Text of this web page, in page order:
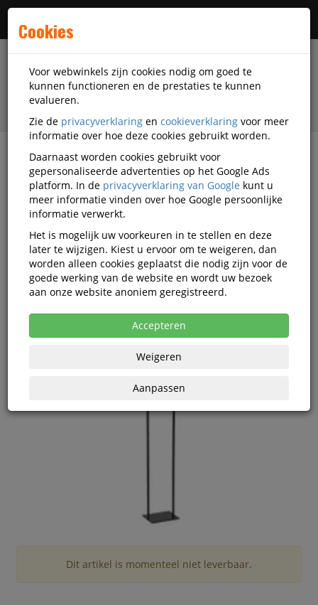
filter
Presentatiemiddelen
Displays
Vloerstandaards
OUTLET Europel Infostandaard A4
Zwart metaal met Acryl Display
Dit artikel is momenteel niet leverbaar.
Cookies
Voor webwinkels zijn cookies nodig om goed te
kunnen functioneren en de prestaties te kunnen
evalueren.
Zie de privacyverklaring en cookieverklaring voor meer
informatie over hoe deze cookies gebruikt worden.
Daarnaast worden cookies gebruikt voor
gepersonaliseerde advertenties op het Google Ads
platform. In de privacyverklaring van Google kunt u
meer informatie vinden over hoe Google persoonlijke
informatie verwerkt.
Het is mogelijk uw voorkeuren in te stellen en deze
later te wijzigen. Kiest u ervoor om te weigeren, dan
worden alleen cookies geplaatst die nodig zijn voor de
goede werking van de website en wordt uw bezoek
aan onze website anoniem geregistreerd.
Accepteren
Weigeren
Aanpassen